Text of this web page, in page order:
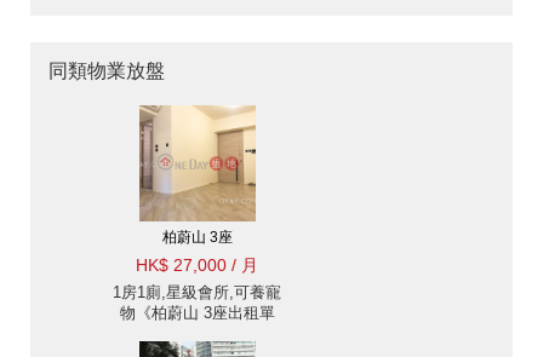
同類物業放盤
柏蔚山 3座
HK$ 27,000 / 月
1房1廁,星級會所,可養寵
物《柏蔚山 3座出租單